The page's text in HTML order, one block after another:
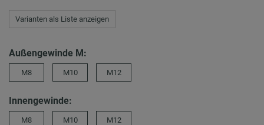
Varianten als Liste anzeigen
Außengewinde M:
M8 M10 M12
Innengewinde:
M8 M10 M12